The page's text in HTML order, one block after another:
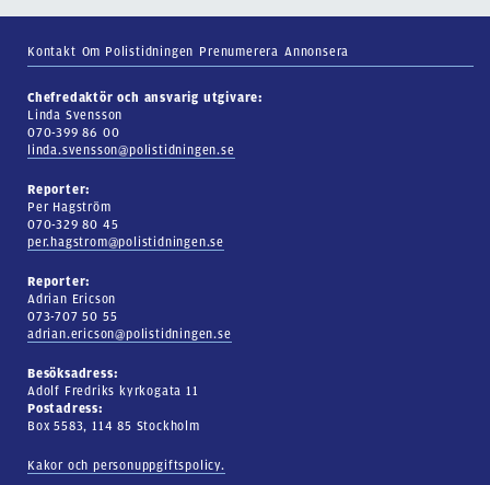
Kontakt Om Polistidningen Prenumerera Annonsera
Chefredaktör och ansvarig utgivare:
Linda Svensson
070-399 86 00
linda.svensson@polistidningen.se
Reporter:
Per Hagström
070-329 80 45
per.hagstrom@polistidningen.se
Reporter:
Adrian Ericson
073-707 50 55
adrian.ericson@polistidningen.se
Besöksadress:
Adolf Fredriks kyrkogata 11
Postadress:
Box 5583, 114 85 Stockholm
Kakor och personuppgiftspolicy.